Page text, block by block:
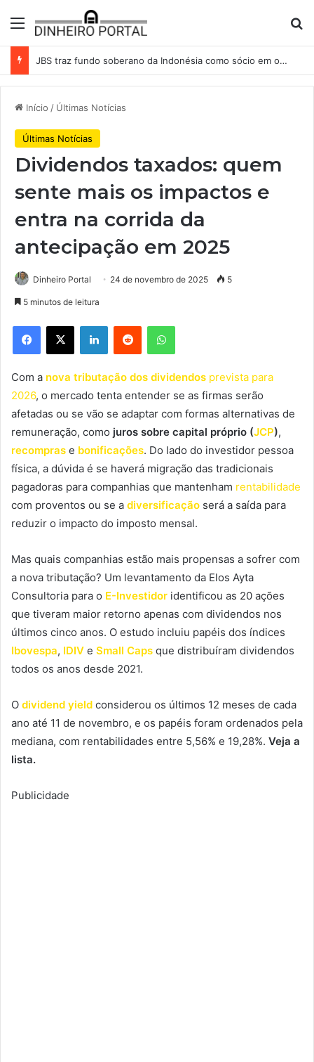
Menu
JBS traz fundo soberano da Indonésia como sócio em operação de US$ 2,5 bilhões
Início / Últimas Notícias
Últimas Notícias
Dividendos taxados: quem
sente mais os impactos e
entra na corrida da
antecipação em 2025
Dinheiro Portal 24 de novembro de 2025 5
5 minutos de leitura
Facebook
X LinkedinReddit WhatsApp
Com a nova tributação dos dividendos prevista para
2026, o mercado tenta entender se as firmas serão
afetadas ou se vão se adaptar com formas alternativas de
remuneração, como juros sobre capital próprio (JCP),
recompras e bonificações. Do lado do investidor pessoa
física, a dúvida é se haverá migração das tradicionais
pagadoras para companhias que mantenham rentabilidade
com proventos ou se a diversificação será a saída para
reduzir o impacto do imposto mensal.
Mas quais companhias estão mais propensas a sofrer com
a nova tributação? Um levantamento da Elos Ayta
Consultoria para o E-Investidor identificou as 20 ações
que tiveram maior retorno apenas com dividendos nos
últimos cinco anos. O estudo incluiu papéis dos índices
Ibovespa, IDIV e Small Caps que distribuíram dividendos
todos os anos desde 2021.
O dividend yield considerou os últimos 12 meses de cada
ano até 11 de novembro, e os papéis foram ordenados pela
mediana, com rentabilidades entre 5,56% e 19,28%. Veja a
lista.
Publicidade